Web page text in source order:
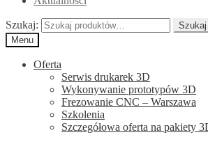
Szukaj:
Szukaj
Menu
Oferta
Serwis drukarek 3D
Wykonywanie prototypów 3D
Frezowanie CNC – Warszawa
Szkolenia
Szczegółowa oferta na pakiety